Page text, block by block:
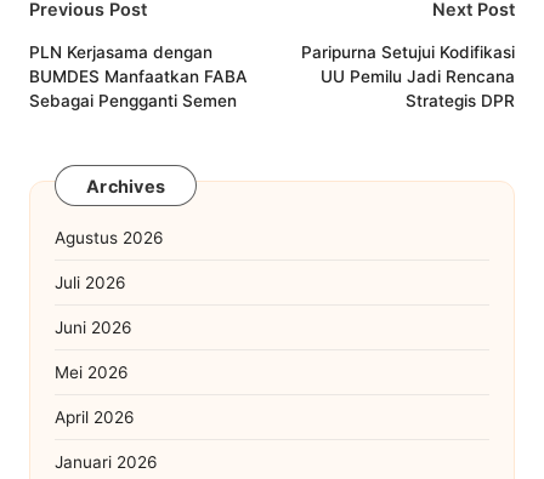
Post
navigation
Previous Post
PLN Kerjasama dengan
BUMDES Manfaatkan FABA
Sebagai Pengganti Semen
Next Post
Paripurna Setujui Kodifikasi
UU Pemilu Jadi Rencana
Strategis DPR
Archives
Agustus 2026
Juli 2026
Juni 2026
Mei 2026
April 2026
Januari 2026